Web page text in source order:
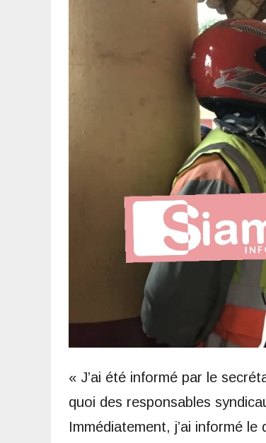
« J’ai été informé par le
quoi des responsables
Immédiatement, j’ai informé